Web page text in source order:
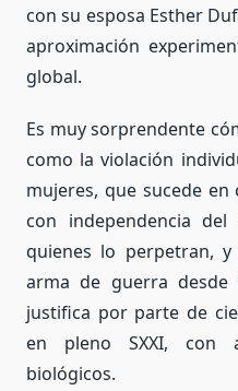
con su esposa Esther
aproximación
global.
Es muy sorprendente
como la violación
mujeres, que sucede
con independencia
quienes lo perpetran,
arma de guerra desde
justifica por parte de
en pleno SXXI, con
biológicos.